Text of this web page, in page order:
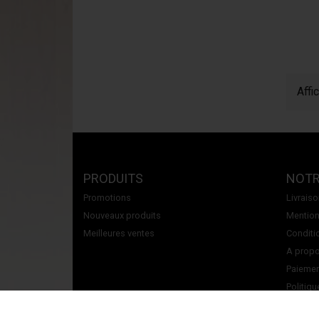
PRODUITS
Promotions
Nouveaux produits
Meilleures ventes
A